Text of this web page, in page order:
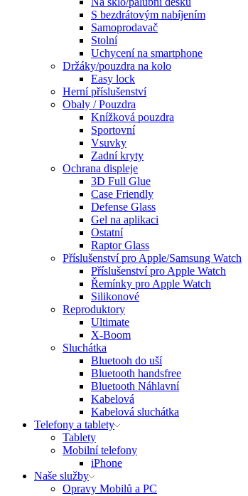
S bezdrátovým nabíjením
Samoprodavač
Stolní
Uchycení na smartphone
Držáky/pouzdra na kolo
Easy lock
Herní příslušenství
Obaly / Pouzdra
Knížková pouzdra
Sportovní
Vsuvky
Zadní kryty
Ochrana displeje
3D Full Glue
Case Friendly
Defense Glass
Gel na aplikaci
Ostatní
Raptor Glass
Příslušenství pro Apple/Samsung Watch
Příslušenství pro Apple Watch
Řemínky pro Apple Watch
Silikonové
Reproduktory
Ultimate
X-Boom
Sluchátka
Bluetooh do uší
Bluetooth handsfree
Bluetooth Náhlavní
Kabelová
Kabelová sluchátka
Telefony a tablety
Tablety
Mobilní telefony
iPhone
Naše služby
Opravy Mobilů a PC